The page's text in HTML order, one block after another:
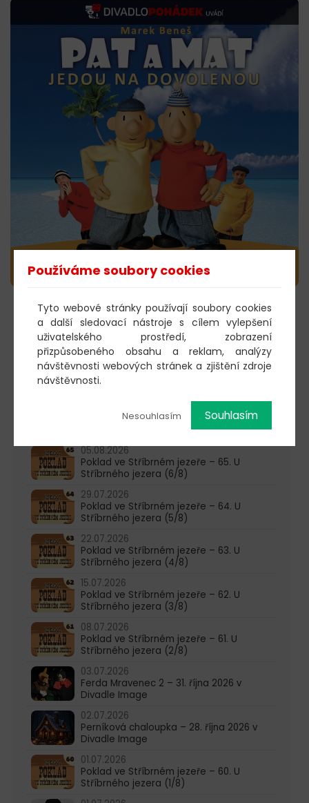
KOUPIT VSTUPENKY →
pondělí-čtvrtek: 10:00-16:00
05.08.2026
Poklad ve Stříbrném jezeře – 65. U
Stříbrného jezera (6/8)
29.07.2026
Poklad ve Stříbrném jezeře – 64. U
Stříbrného jezera (5/8)
22.07.2026
Poklad ve Stříbrném jezeře – 63. U
Stříbrného jezera (4/8)
15.07.2026
Poklad ve Stříbrném jezeře – 62. U
Stříbrného jezera (3/8)
08.07.2026
Poklad ve Stříbrném jezeře – 61. U
Stříbrného jezera (2/8)
03.07.2026
Ferda Mravenec 2 – 31. října 2026 v
Divadle Image
02.07.2026
Perníková chaloupka – 28. října 2026 v
Divadle Image
01.07.2026
Poklad ve Stříbrném jezeře – 60. U
Stříbrného jezera (1/8)
Používáme soubory cookies
Tyto webové stránky používají soubory cookies
a další sledovací nástroje s cílem vylepšení
uživatelského prostředí, zobrazení
přizpůsobeného obsahu a reklam, analýzy
návštěvnosti webových stránek a zjištění zdroje
návštěvnosti.
Nesouhlasím Souhlasím